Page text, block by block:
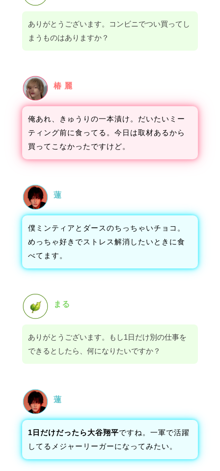
ありがとうございます。コンビニでつい買ってし
まうものはありますか？
椿 麗
俺あれ、きゅうりの一本漬け。だいたいミー
ティング前に食ってる。今日は取材あるから
買ってこなかったですけど。
蓮
僕ミンティアとダースのちっちゃいチョコ。
めっちゃ好きでストレス解消したいときに食
べてます。
まる
ありがとうございます。もし1日だけ別の仕事を
できるとしたら、何になりたいですか？
蓮
1日だけだったら大谷翔平ですね。一軍で活躍
してるメジャーリーガーになってみたい。